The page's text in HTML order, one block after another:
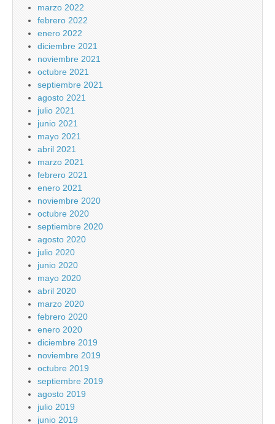
marzo 2022
febrero 2022
enero 2022
diciembre 2021
noviembre 2021
octubre 2021
septiembre 2021
agosto 2021
julio 2021
junio 2021
mayo 2021
abril 2021
marzo 2021
febrero 2021
enero 2021
noviembre 2020
octubre 2020
septiembre 2020
agosto 2020
julio 2020
junio 2020
mayo 2020
abril 2020
marzo 2020
febrero 2020
enero 2020
diciembre 2019
noviembre 2019
octubre 2019
septiembre 2019
agosto 2019
julio 2019
junio 2019